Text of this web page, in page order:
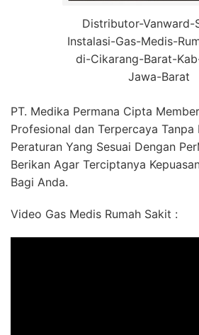
Distributor-Vanward-
Instalasi-Gas-Medis-
di-Cikarang-Barat-
Jawa-Barat
PT. Medika Permana Cipta
Profesional dan Terpercaya
Peraturan Yang Sesuai Dengan
Berikan Agar Terciptanya
Bagi Anda.
Video Gas Medis Rumah Sakit :